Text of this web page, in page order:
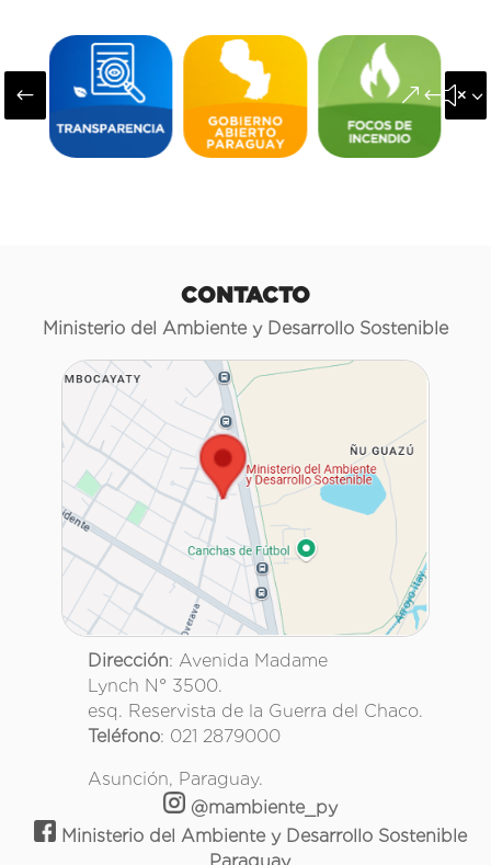
#
CONTACTO
Ministerio del Ambiente y Desarrollo Sostenible
Dirección: Avenida Madame
Lynch N° 3500.
esq. Reservista de la Guerra del Chaco.
Teléfono: 021 2879000
Asunción, Paraguay.
@mambiente_py
Ministerio del Ambiente y Desarrollo Sostenible